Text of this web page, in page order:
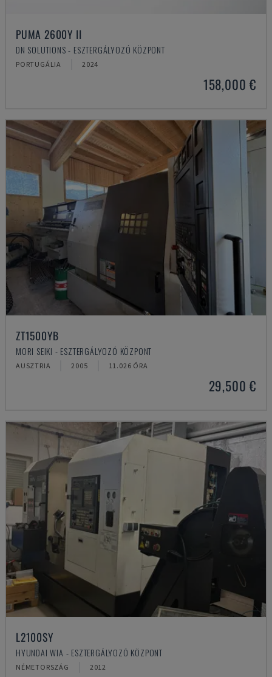
PUMA 2600Y II
DN SOLUTIONS - ESZTERGÁLYOZÓ KÖZPONT
PORTUGÁLIA 2024
158,000 €
ZT1500YB
MORI SEIKI - ESZTERGÁLYOZÓ KÖZPONT
AUSZTRIA 2005 11.026 ÓRA
29,500 €
L2100SY
HYUNDAI WIA - ESZTERGÁLYOZÓ KÖZPONT
NÉMETORSZÁG 2012